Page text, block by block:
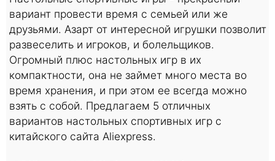
вариант провести время с семьей или же
друзьями. Азарт от интересной игрушки позволит
развеселить и игроков, и болельщиков.
Огромный плюс настольных игр в их
компактности, она не займет много места во
время хранения, и при этом ее всегда можно
взять с собой. Предлагаем 5 отличных
вариантов настольных спортивных игр с
китайского сайта Aliexpress.